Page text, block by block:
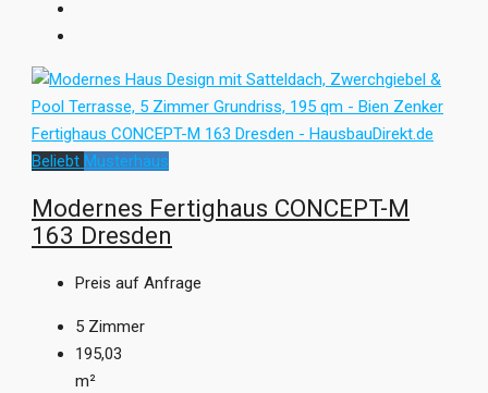
Beliebt Musterhaus
Modernes Fertighaus CONCEPT-M
163 Dresden
Preis auf Anfrage
5 Zimmer
195,03
m²